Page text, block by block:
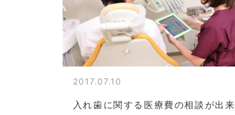
2017.07.10
入れ歯に関する医療費の相談が出来